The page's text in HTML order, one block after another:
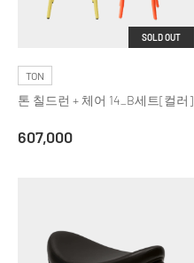
SOLD OUT
TON
톤 칠드런 + 체어 14_B세트[컬러]
607,000